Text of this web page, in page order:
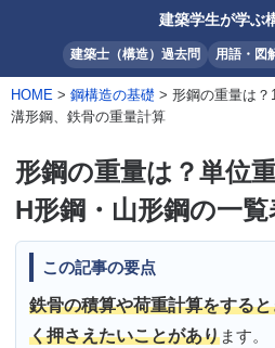
建築学生が学ぶ
建築士（構造）過去問 用語・図
HOME > 鋼構造の基礎 > 形鋼の重量は？
溝形鋼、鉄骨の重量計算
形鋼の重量は？単位
H形鋼・山形鋼の一覧
この記事の要点
鉄骨の積算や荷重計算をする
く押さえたいことがあります。